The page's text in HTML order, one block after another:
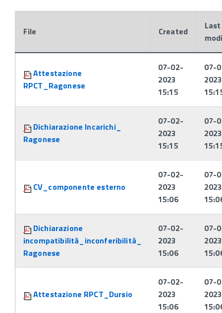
File Created
Last
Attestazione
RPCT_Ragonese
07-02-
2023
15:15
07-
2023
Dichiarazione Incarichi_
Ragonese
07-02-
2023
15:15
07-
2023
CV_componente esterno
07-02-
2023
15:06
07-
2023
Dichiarazione
incompatibilità_inconferibilità_
Ragonese
07-02-
2023
15:06
07-
2023
Attestazione RPCT_Dursio
07-02-
2023
15:06
07-
2023